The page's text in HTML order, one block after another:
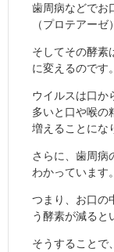
歯周病などでお
（プロテアー
そしてその酵素
に変えるのです。
ウイルスは口か
多いと口や喉の
増えることにな
さらに、歯周病
わかっています。
つまり、お口の
う酵素が減ると
そうすることで